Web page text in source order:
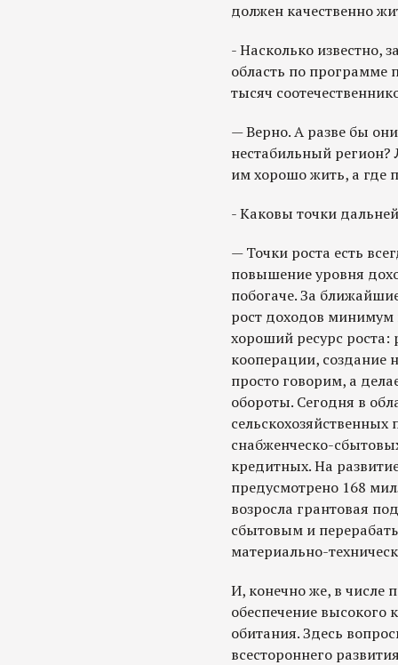
должен качественно
- Насколько известно,
область по программе
тысяч
— Верно. А разве бы
нестабильный
им хорошо жить, а где
- Каковы точки
— Точки роста есть
повышение уровня
побогаче. За
рост доходов минимум
хороший ресурс роста:
кооперации,
просто говорим, а
обороты. Сегодня в
сельскохозяйственных
снабженческо-
кредитных. На
предусмотрено 168
возросла грантовая
сбытовым и
материально-
И, конечно же, в числе
обеспечение высокого
обитания. Здесь
всестороннего